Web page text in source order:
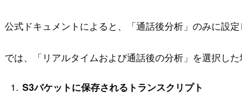
公式ドキュメントによると、「通話後分析」のみに設
では、「リアルタイムおよび通話後の分析」を選択し
S3バケットに保存されるトランスクリプト